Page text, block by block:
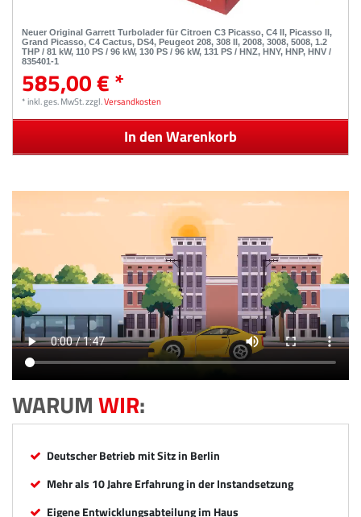
Neuer Original Garrett Turbolader für Citroen C3 Picasso, C4 II, Picasso II,
Grand Picasso, C4 Cactus, DS4, Peugeot 208, 308 II, 2008, 3008, 5008, 1.2
THP / 81 kW, 110 PS / 96 kW, 130 PS / 96 kW, 131 PS / HNZ, HNY, HNP, HNV /
835401-1
585,00 € *
*inkl. ges. MwSt.zzgl.Versandkosten
In den Warenkorb
WARUMWIR:
Deutscher Betrieb mit Sitz in Berlin
Mehr als 10 Jahre Erfahrung in der Instandsetzung
Eigene Entwicklungsabteilung im Haus